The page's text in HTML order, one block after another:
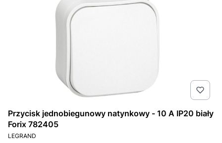
Przycisk jednobiegunowy natynkowy - 10 A IP20 biały
Forix 782405
PRODUCENT
LEGRAND